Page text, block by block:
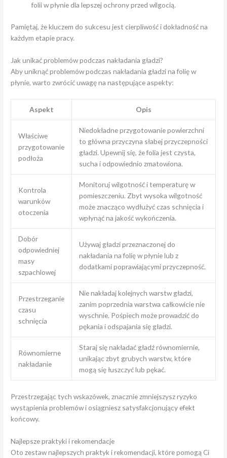
folii w płynie dla lepszej ochrony przed wilgocią.
Pamiętaj, że kluczem do sukcesu jest cierpliwość i dokładność na
każdym etapie pracy.
Jak unikać problemów podczas nakładania gładzi?
Aby uniknąć problemów podczas nakładania gładzi na folię w
płynie, warto zwrócić uwagę na następujące aspekty:
Aspekt Opis
Właściwe
przygotowanie
podłoża
Niedokładne przygotowanie powierzchni
to główna przyczyna słabej przyczepności
gładzi. Upewnij się, że folia jest czysta,
sucha i odpowiednio zmatowiona.
Kontrola
warunków
otoczenia
Monitoruj wilgotność i temperaturę w
pomieszczeniu. Zbyt wysoka wilgotność
może znacząco wydłużyć czas schnięcia i
wpłynąć na jakość wykończenia.
Dobór
odpowiedniej
masy
szpachlowej
Używaj gładzi przeznaczonej do
nakładania na folię w płynie lub z
dodatkami poprawiającymi przyczepność.
Przestrzeganie
czasu
schnięcia
Nie nakładaj kolejnych warstw gładzi,
zanim poprzednia warstwa całkowicie nie
wyschnie. Pośpiech może prowadzić do
pękania i odspajania się gładzi.
Równomierne
nakładanie
Staraj się nakładać gładź równomiernie,
unikając zbyt grubych warstw, które
mogą się łuszczyć lub pękać.
Przestrzegając tych wskazówek, znacznie zmniejszysz ryzyko
wystąpienia problemów i osiągniesz satysfakcjonujący efekt
końcowy.
Najlepsze praktyki i rekomendacje
Oto zestaw najlepszych praktyk i rekomendacji, które pomogą Ci